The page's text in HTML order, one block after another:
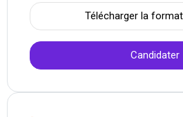
Télécharger la
Candidater